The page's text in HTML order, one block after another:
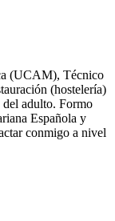
(UCAM), Técnico
(hostelería)
adulto. Formo
Española y
conmigo a nivel